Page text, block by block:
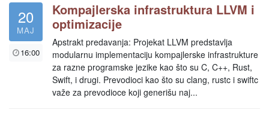
20
MAJ
16:00
Kompajlerska infrastruktura LLVM i
optimizacije
Apstrakt predavanja: Projekat LLVM predstavlja
modularnu implementaciju kompajlerske infrastrukture
za razne programske jezike kao što su C, C++, Rust,
Swift, i drugi. Prevodioci kao što su clang, rustc i swiftc
važe za prevodioce koji generišu naj...